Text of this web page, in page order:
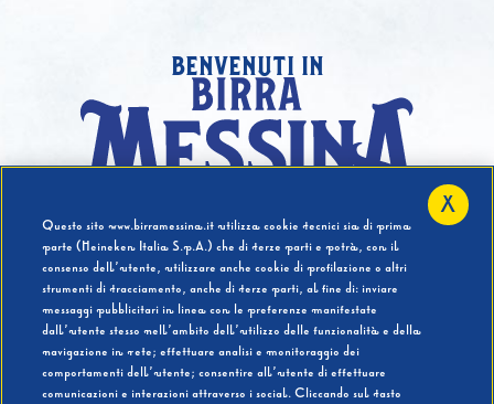
benvenuti in
Hai compiuto 18 Anni?
SI NO
Questo sito www.birramessina.it utilizza cookie tecnici sia di prima
parte (Heineken Italia S.p.A.) che di terze parti e potrà, con il
consenso dell’utente, utilizzare anche cookie di profilazione o altri
strumenti di tracciamento, anche di terze parti, al fine di: inviare
messaggi pubblicitari in linea con le preferenze manifestate
dall’utente stesso nell’ambito dell’utilizzo delle funzionalità e della
navigazione in rete; effettuare analisi e monitoraggio dei
comportamenti dell’utente; consentire all’utente di effettuare
comunicazioni e interazioni attraverso i social. Cliccando sul tasto
X